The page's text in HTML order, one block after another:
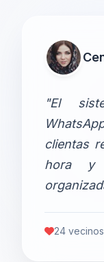
"El
clientas
hora y
24